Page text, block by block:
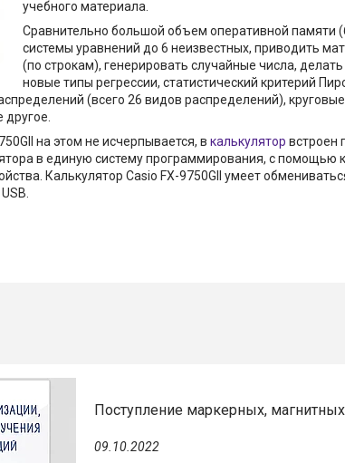
учебного материала.
Сравнительно большой объем оперативной памяти
системы уравнений до 6 неизвестных, приводить
(по строкам), генерировать случайные числа,
новые типы регрессии, статистический критерий
(всего 26 видов распределений),
на этом не исчерпывается, в калькулятор встроен
в единую систему программирования, с помощью
Калькулятор Casio FX-9750GII умеет
Поступление маркерных,
09.10.2022